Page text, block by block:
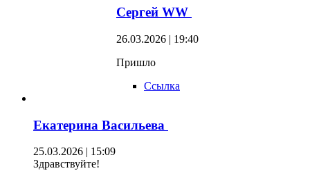
Сергей WW
26.03.2026 | 19:40
Пришло
Ссылка
Екатерина Васильева
25.03.2026 | 15:09
Здравствуйте!